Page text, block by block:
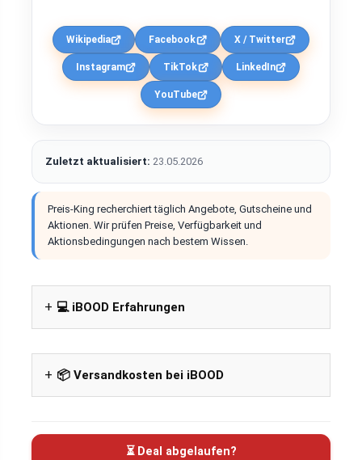
Wikipedia Facebook X / Twitter
Instagram TikTok LinkedIn
YouTube
Zuletzt aktualisiert: 23.05.2026
Preis-King recherchiert täglich Angebote, Gutscheine und
Aktionen. Wir prüfen Preise, Verfügbarkeit und
Aktionsbedingungen nach bestem Wissen.
💻 iBOOD Erfahrungen
📦 Versandkosten bei iBOOD
⏳ Deal abgelaufen?